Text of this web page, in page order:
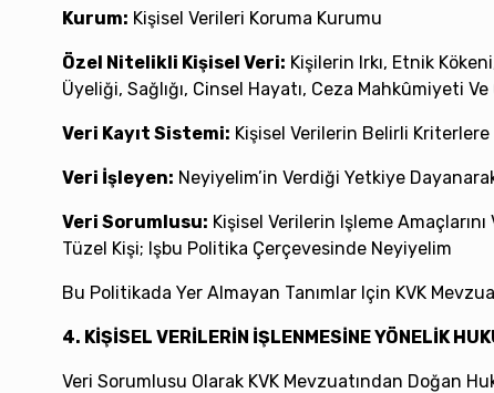
Kurum: Kişisel Verileri Koruma Kurumu
Özel Nitelikli Kişisel Veri: Kişilerin Irkı, Etnik
Üyeliği, Sağlığı, Cinsel Hayatı, Ceza Mahkûmiyeti
Veri Kayıt Sistemi: Kişisel Verilerin Belirli Kriterlere
Veri İşleyen: Neyiyelim’in Verdiği Yetkiye
Veri Sorumlusu: Kişisel Verilerin Işleme
Tüzel Kişi; Işbu Politika Çerçevesinde Neyiyelim
Bu Politikada Yer Almayan Tanımlar Için KVK
4. KİŞİSEL VERİLERİN İŞLENMESİNE YÖNELİK
Veri Sorumlusu Olarak KVK Mevzuatından Doğan